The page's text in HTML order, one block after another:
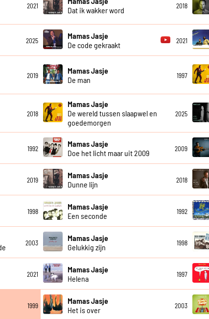
2021
Dat ik wakker word
2018
2025
Mamas Jasje
De code gekraakt
2021
2019
Mamas Jasje
De man
1997
2018
Mamas Jasje
De wereld tussen slaapwel en
goedemorgen
2025
1992
Mamas Jasje
Doe het licht maar uit 2009
2009
2019
Mamas Jasje
Dunne lijn
2018
1998
Mamas Jasje
Een seconde
1992
2003
Mamas Jasje
Gelukkig zijn
1998
2021
Mamas Jasje
Helena
1997
1999
Mamas Jasje
Het is over
2003